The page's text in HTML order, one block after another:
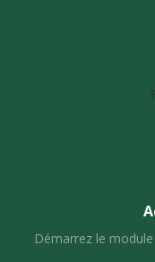
Démarrez le